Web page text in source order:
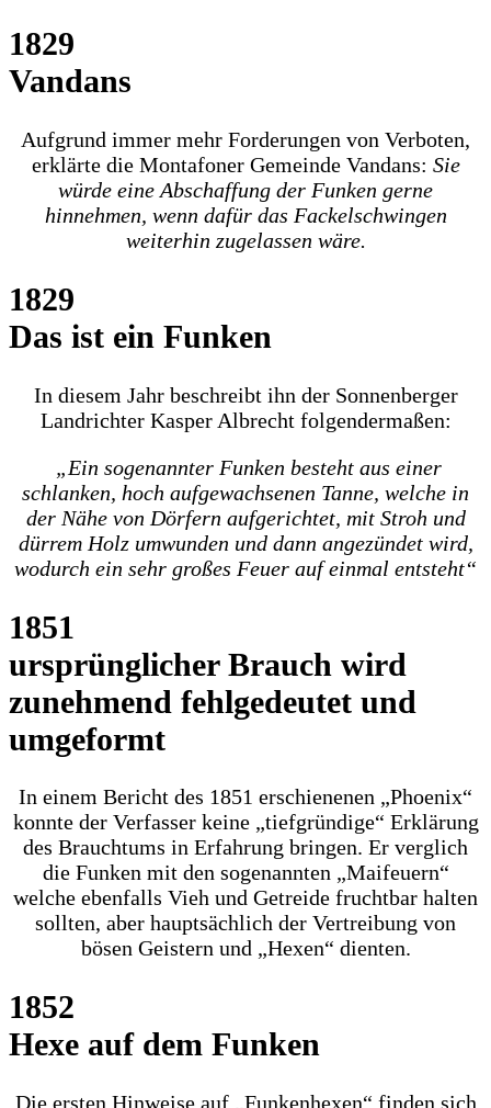
1829
Vandans
Aufgrund immer mehr Forderungen von Verboten,
erklärte die Montafoner Gemeinde Vandans: Sie
würde eine Abschaffung der Funken gerne
hinnehmen, wenn dafür das Fackelschwingen
weiterhin zugelassen wäre.
1829
Das ist ein Funken
In diesem Jahr beschreibt ihn der Sonnenberger
Landrichter Kasper Albrecht folgendermaßen:
„Ein sogenannter Funken besteht aus einer
schlanken, hoch aufgewachsenen Tanne, welche in
der Nähe von Dörfern aufgerichtet, mit Stroh und
dürrem Holz umwunden und dann angezündet wird,
wodurch ein sehr großes Feuer auf einmal entsteht“
1851
ursprünglicher Brauch wird
zunehmend fehlgedeutet und
umgeformt
In einem Bericht des 1851 erschienenen „Phoenix“
konnte der Verfasser keine „tiefgründige“ Erklärung
des Brauchtums in Erfahrung bringen. Er verglich
die Funken mit den sogenannten „Maifeuern“
welche ebenfalls Vieh und Getreide fruchtbar halten
sollten, aber hauptsächlich der Vertreibung von
bösen Geistern und „Hexen“ dienten.
1852
Hexe auf dem Funken
Die ersten Hinweise auf „Funkenhexen“ finden sich